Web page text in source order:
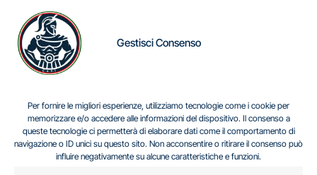
Gestisci Consenso
Per fornire le migliori esperienze, utilizziamo tecnologie come i cookie per
memorizzare e/o accedere alle informazioni del dispositivo. Il consenso a
queste tecnologie ci permetterà di elaborare dati come il comportamento di
navigazione o ID unici su questo sito. Non acconsentire o ritirare il consenso può
influire negativamente su alcune caratteristiche e funzioni.
Centro Analisi e Studi Italus © Tutti i diritti riservati